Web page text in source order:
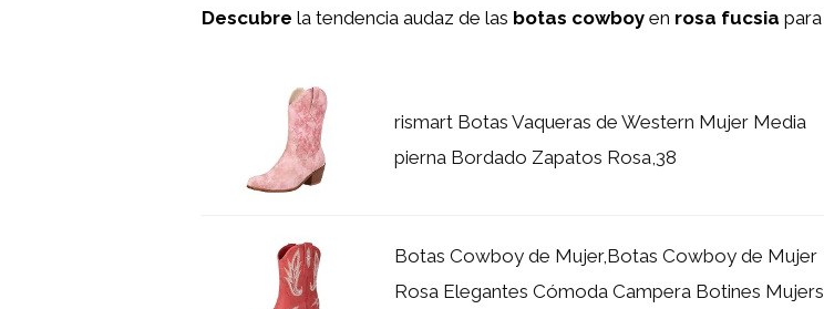
Descubre la tendencia audaz de las botas cowboy en rosa fucsia para
rismart Botas Vaqueras de Western Mujer Media
pierna Bordado Zapatos Rosa,38
Botas Cowboy de Mujer,Botas Cowboy de Mujer
Rosa Elegantes Cómoda Campera Botines Mujers